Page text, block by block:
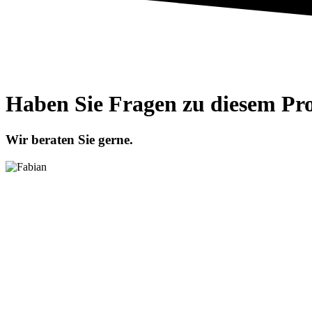
Haben Sie Fragen zu diesem
Wir beraten Sie gerne.